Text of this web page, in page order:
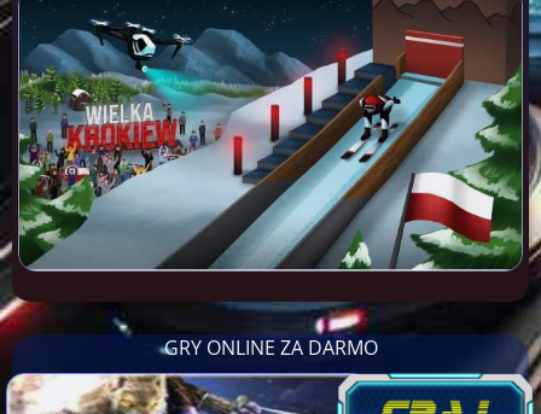
GRY ONLINE ZA DARMO